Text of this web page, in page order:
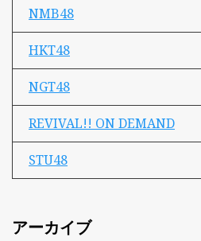
NMB48
HKT48
NGT48
REVIVAL!! ON DEMAND
STU48
アーカイブ